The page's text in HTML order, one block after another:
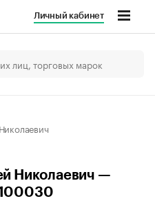
Личный кабинет
Николаевич —